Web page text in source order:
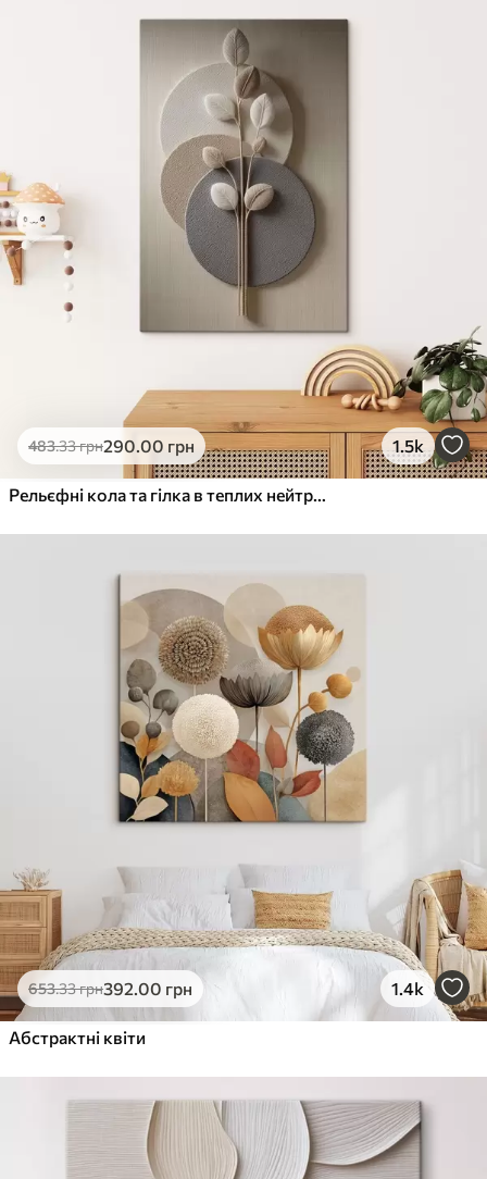
Яскраві, насичені кольори
Стійкість до вицвітання
Безпечне чорнило без запаху
Поверхня з текстурою полотна
Екологічний матеріал
Преміум
Від726
Яскраві, насичені кольори
Стійкість до вицвітання
Безпечне чорнило без запаху
Поверхня з текстурою полотна
Еко-Преміум
.00грн
✓Яскраві, насичені кольори
Поверхня з текстурою полотна
Екологічний матеріал
483.33грн290.00 грн 1.5k
Рельєфні кола та гілка в теплих нейтральних тонах
653.33грн392.00 грн 1.4k
Абстрактні квіти